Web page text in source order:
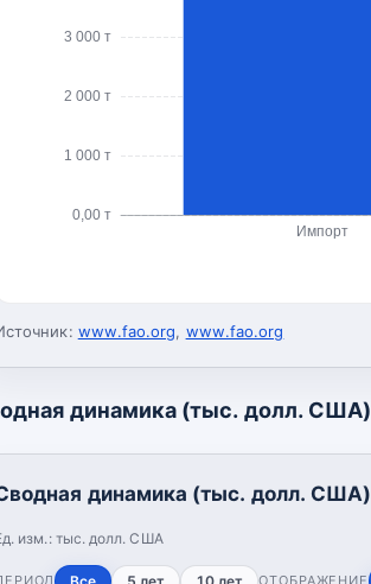
0,00 т
1 000 т
2 000 т
3 000 т
Импорт
www.fao.org, www.fao.org
динамика (тыс. долл. США)
динамика (тыс. долл. США)
изм.: тыс. долл. США
Все 5 лет 10 лет ОТОБРАЖЕНИЕ